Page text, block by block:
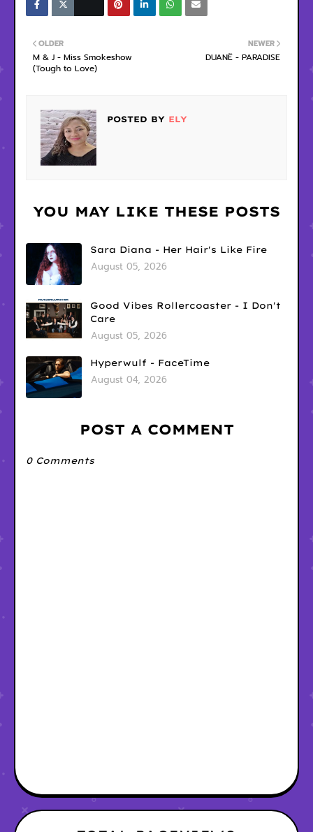
NEWER
DUANË - PARADISE
OLDER
M & J - Miss Smokeshow
(Tough to Love)
POSTED BY ELY
YOU MAY LIKE THESE POSTS
Sara Diana - Her Hair's Like Fire
August 05, 2026
Good Vibes Rollercoaster - I Don't
Care
August 05, 2026
Hyperwulf - FaceTime
August 04, 2026
POST A COMMENT
0 Comments